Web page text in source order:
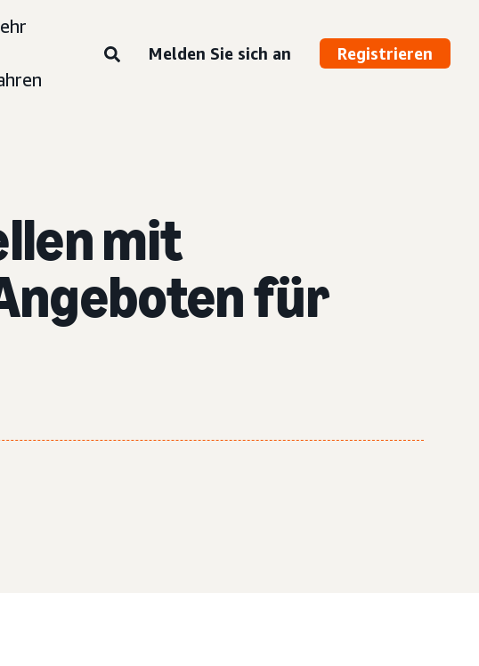
Melden Sie sich an Registrieren
mit
für